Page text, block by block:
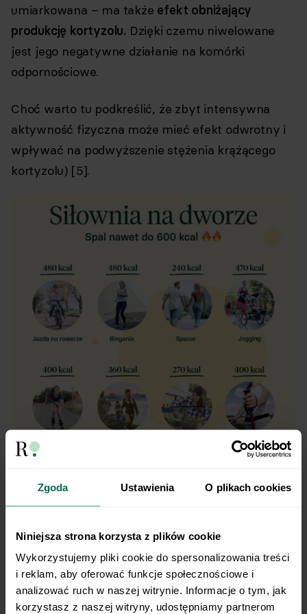
Zgoda Ustawienia O plikach cookies
Niniejsza strona korzysta z plików cookie
Wykorzystujemy pliki cookie do spersonalizowania treści
i reklam, aby oferować funkcje społecznościowe i
analizować ruch w naszej witrynie. Informacje o tym, jak
korzystasz z naszej witryny, udostępniamy partnerom
umiarkowana – ma także efekt obniżający
produkcję kortyzolu. Dzięki czemu niwelowane
jest jego negatywne działanie na komórki
odpornościowe.
Choć warto tu podkreślić, że zbyt intensywna
aktywność fizyczna może mieć efekt odwrotny i
wpływać na podwyższenie stężenia krążącego
kortyzolu) [5].
Jak ćwiczyć, aby korzystnie
wpłynąć na odporność?
W przypadku treningu bardzo ważne jest, żeby